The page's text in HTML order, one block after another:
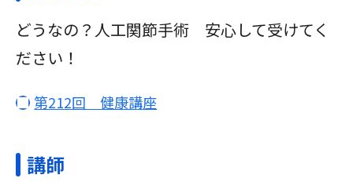
どうなの？人工関節手術 安心して受けてく
ださい！
第212回 健康講座
講師